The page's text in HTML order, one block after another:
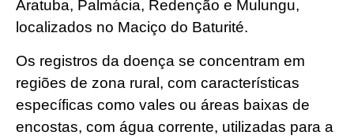
Aratuba, Palmácia, Redenção e Mulungu,
localizados no Maciço do Baturité.
Os registros da doença se concentram em
regiões de zona rural, com características
específicas como vales ou áreas baixas de
encostas, com água corrente, utilizadas para a